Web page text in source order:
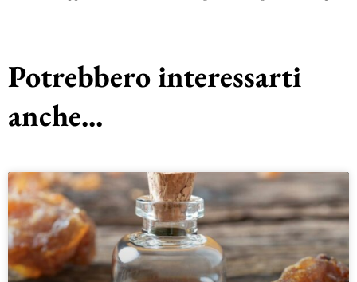
Potrebbero interessarti
anche...